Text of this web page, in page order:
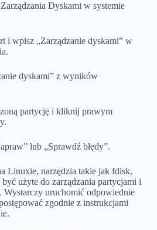
Dyskami w systemie
i wpisz „Zarządzanie dyskami” w
dyskami” z wyników
partycję i kliknij prawym
lub „Sprawdź błędy”.
Linuxie, narzędzia takie jak fdisk,
użyte do zarządzania partycjami i
uruchomić odpowiednie
zgodnie z instrukcjami